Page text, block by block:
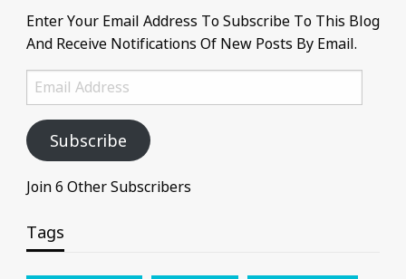
Enter Your Email Address To Subscribe To This Blog
And Receive Notifications Of New Posts By Email.
Email
Address
Subscribe
Join 6 Other Subscribers
Tags